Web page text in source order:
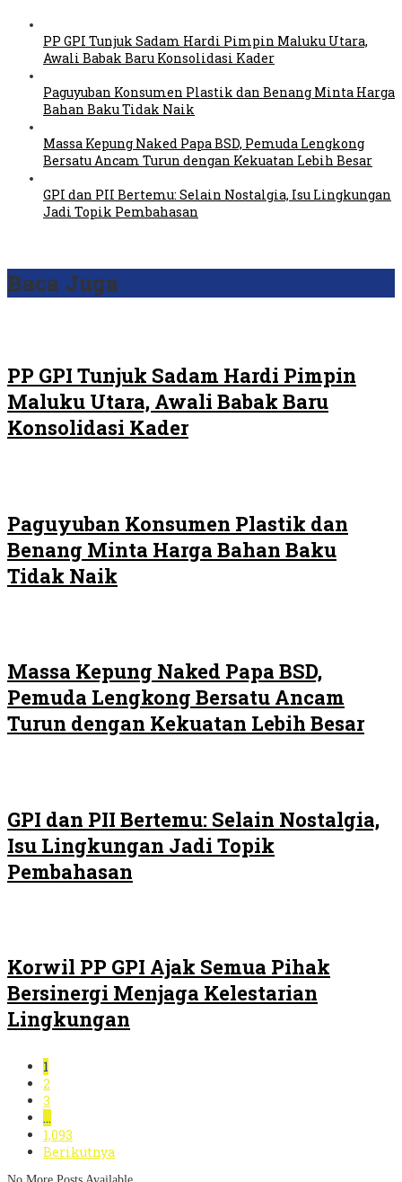
PP GPI Tunjuk Sadam Hardi Pimpin Maluku Utara,
Awali Babak Baru Konsolidasi Kader
Paguyuban Konsumen Plastik dan Benang Minta Harga
Bahan Baku Tidak Naik
Massa Kepung Naked Papa BSD, Pemuda Lengkong
Bersatu Ancam Turun dengan Kekuatan Lebih Besar
GPI dan PII Bertemu: Selain Nostalgia, Isu Lingkungan
Jadi Topik Pembahasan
Baca Juga
PP GPI Tunjuk Sadam Hardi Pimpin
Maluku Utara, Awali Babak Baru
Konsolidasi Kader
Paguyuban Konsumen Plastik dan
Benang Minta Harga Bahan Baku
Tidak Naik
Massa Kepung Naked Papa BSD,
Pemuda Lengkong Bersatu Ancam
Turun dengan Kekuatan Lebih Besar
GPI dan PII Bertemu: Selain Nostalgia,
Isu Lingkungan Jadi Topik
Pembahasan
Korwil PP GPI Ajak Semua Pihak
Bersinergi Menjaga Kelestarian
Lingkungan
1
2
3
…
1,093
Berikutnya